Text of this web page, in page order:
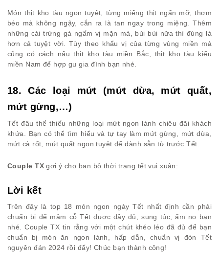
Món thịt kho tàu ngon tuyệt, từng miếng thịt ngấn mỡ, thơm
béo mà không ngậy, cắn ra là tan ngay trong miệng. Thêm
những cái trứng gà ngấm vị mặn mà, bùi bùi nữa thì đúng là
hơn cả tuyệt vời. Tùy theo khẩu vị của từng vùng miền mà
cũng có cách nấu thịt kho tàu miền Bắc, thịt kho tàu kiểu
miền Nam để hợp gu gia đình bạn nhé.
18. Các loại mứt (mứt dừa, mứt quất,
mứt gừng,…)
Tết đâu thể thiếu những loại mứt ngon lành chiêu đãi khách
khứa. Bạn có thể tìm hiểu và tự tay làm mứt gừng, mứt dừa,
mứt cà rốt, mứt quất ngon tuyệt để dành sẵn từ trước Tết.
Couple TXgợi ý cho bạn bộ thời trang tết vui xuân:
Lời kết
Trên đây là top 18 món ngon ngày Tết nhất định cần phải
chuẩn bị để mâm cỗ Tết được đầy đủ, sung túc, ấm no bạn
nhé. Couple TX tin rằng với một chút khéo léo đã đủ để bạn
chuẩn bị món ăn ngon lành, hấp dẫn, chuẩn vị đón Tết
nguyên đán 2024 rồi đấy! Chúc bạn thành công!